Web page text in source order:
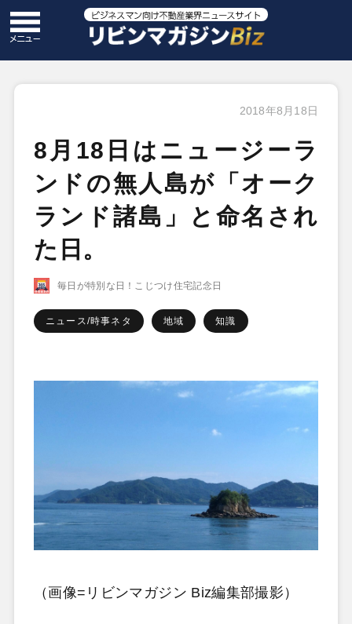
2018年8月18日
8月18日はニュージーラ
ンドの無人島が「オーク
ランド諸島」と命名され
た日。
毎日が特別な日！こじつけ住宅記念日
ニュース/時事ネタ 地域 知識
（画像=リビンマガジン Biz編集部撮影）